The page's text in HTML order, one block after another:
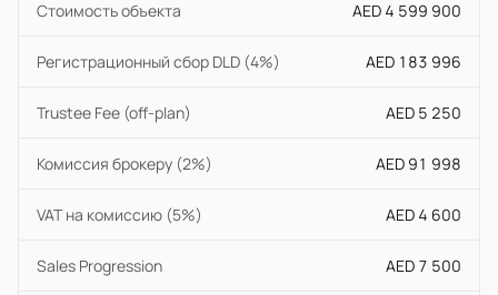
Стоимость объекта AED 4 599 900
Регистрационный сбор DLD (4%) AED 183 996
Trustee Fee (off-plan) AED 5 250
Комиссия брокеру (2%) AED 91 998
VAT на комиссию (5%) AED 4 600
Sales Progression AED 7 500